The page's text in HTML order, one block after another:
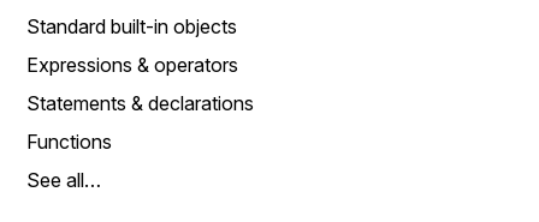
Standard built-in objects
Expressions & operators
Statements & declarations
Functions
See all…